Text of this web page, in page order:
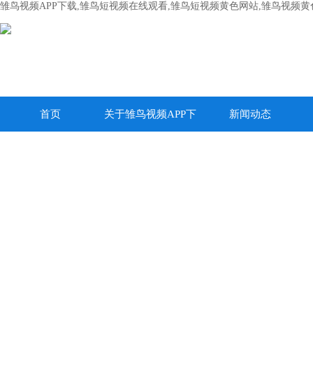
雏鸟视频APP下载,雏鸟短视频在线观看,雏鸟短视频黄色网站,雏鸟视频
首页 关于雏鸟视频APP下 新闻动态